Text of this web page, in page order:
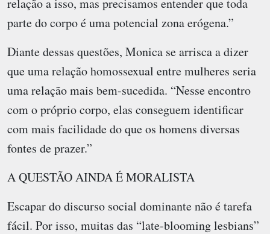
parte do corpo é uma potencial zona erógena.”
Diante dessas questões, Monica se arrisca a dizer
que uma relação homossexual entre mulheres seria
uma relação mais bem-sucedida. “Nesse encontro
com o próprio corpo, elas conseguem identificar
com mais facilidade do que os homens diversas
fontes de prazer.”
A QUESTÃO AINDA É MORALISTA
Escapar do discurso social dominante não é tarefa
fácil. Por isso, muitas das “late-blooming lesbians”